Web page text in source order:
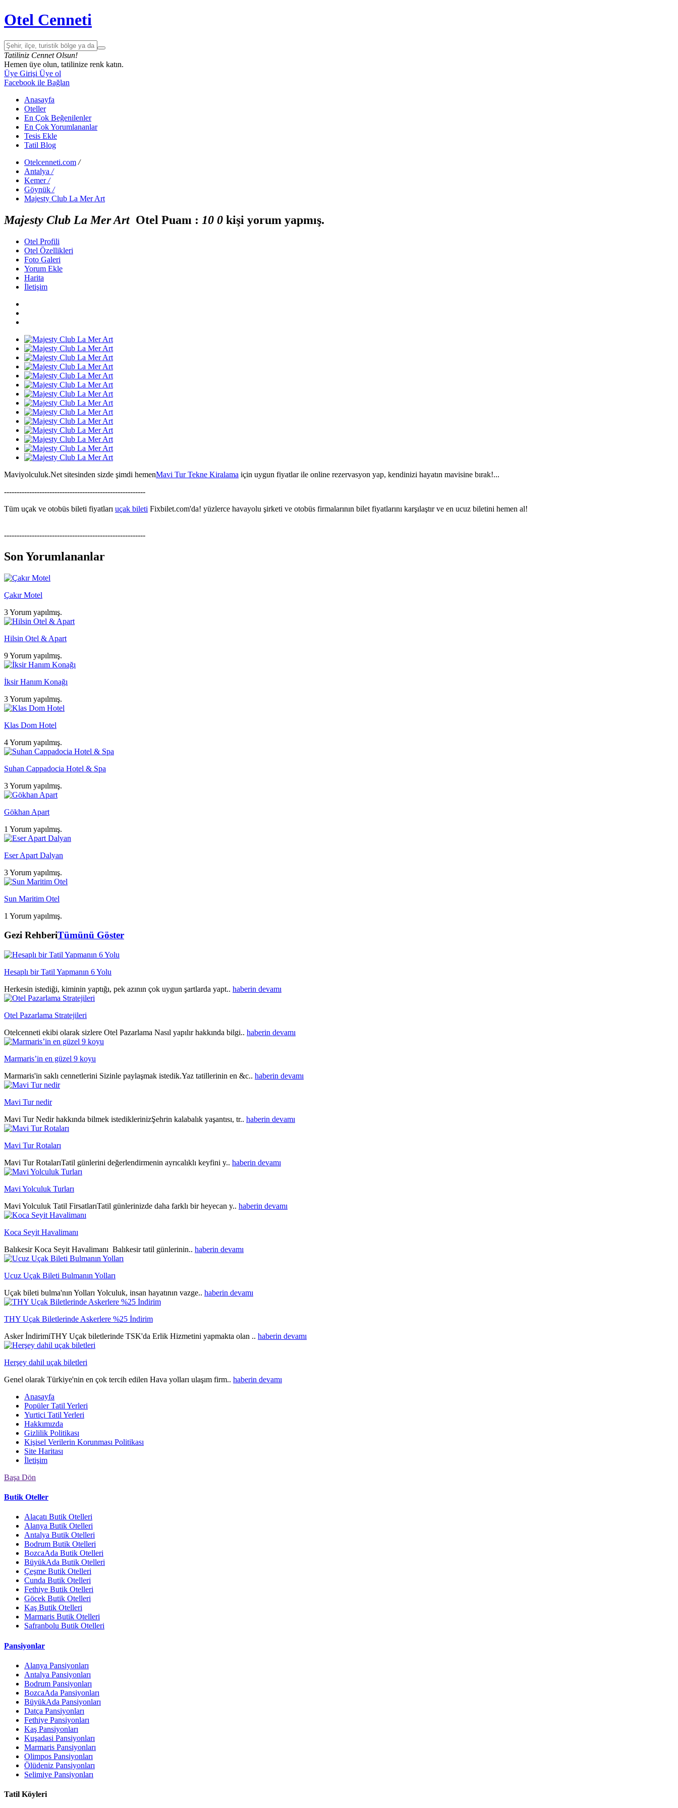
Otel Cenneti
Tatiliniz Cennet Olsun!
Hemen üye olun, tatilinize renk katın.
Üye Girişi Üye ol
Facebook ile Bağlan
Anasayfa
Oteller
En Çok Beğenilenler
En Çok Yorumlananlar
Tesis Ekle
Tatil Blog
Otelcenneti.com /
Antalya /
Kemer /
Göynük /
Majesty Club La Mer Art
Majesty Club La Mer ArtOtel Puanı : 10 0 kişi yorum yapmış.
Otel Profili
Otel Özellikleri
Foto Galeri
Yorum Ekle
Harita
İletişim
Maviyolculuk.Net sitesinden sizde şimdi hemenMavi Tur Tekne Kiralama için uygun fiyatlar ile online rezervasyon yap, kendinizi hayatın mavisine bırak!...
--------------------------------------------------------
Tüm uçak ve otobüs bileti fiyatları uçak bileti Fixbilet.com'da! yüzlerce havayolu şirketi ve otobüs firmalarının bilet fiyatlarını karşılaştır ve en ucuz biletini hemen al!
--------------------------------------------------------
Son Yorumlananlar
Çakır Motel
3 Yorum yapılmış.
Hilsin Otel & Apart
9 Yorum yapılmış.
İksir Hanım Konağı
3 Yorum yapılmış.
Klas Dom Hotel
4 Yorum yapılmış.
Suhan Cappadocia Hotel & Spa
3 Yorum yapılmış.
Gökhan Apart
1 Yorum yapılmış.
Eser Apart Dalyan
3 Yorum yapılmış.
Sun Maritim Otel
1 Yorum yapılmış.
Gezi RehberiTümünü Göster
Hesaplı bir Tatil Yapmanın 6 Yolu
Herkesin istediği, kiminin yaptığı, pek azının çok uygun şartlarda yapt.. haberin devamı
Otel Pazarlama Stratejileri
Otelcenneti ekibi olarak sizlere Otel Pazarlama Nasıl yapılır hakkında bilgi.. haberin devamı
Marmaris’in en güzel 9 koyu
Marmaris'in saklı cennetlerini Sizinle paylaşmak istedik.Yaz tatillerinin en &c.. haberin devamı
Mavi Tur nedir
Mavi Tur Nedir hakkında bilmek istediklerinizŞehrin kalabalık yaşantısı, tr.. haberin devamı
Mavi Tur Rotaları
Mavi Tur RotalarıTatil günlerini değerlendirmenin ayrıcalıklı keyfini y.. haberin devamı
Mavi Yolculuk Turları
Mavi Yolculuk Tatil FirsatlarıTatil günlerinizde daha farklı bir heyecan y.. haberin devamı
Koca Seyit Havalimanı
Balıkesir Koca Seyit Havalimanı Balıkesir tatil günlerinin.. haberin devamı
Ucuz Uçak Bileti Bulmanın Yolları
Uçak bileti bulma'nın Yolları Yolculuk, insan hayatının vazge.. haberin devamı
THY Uçak Biletlerinde Askerlere %25 İndirim
Asker İndirimiTHY Uçak biletlerinde TSK'da Erlik Hizmetini yapmakta olan .. haberin devamı
Herşey dahil uçak biletleri
Genel olarak Türkiye'nin en çok tercih edilen Hava yolları ulaşım firm.. haberin devamı
Anasayfa
Popüler Tatil Yerleri
Yurtiçi Tatil Yerleri
Hakkımızda
Gizlilik Politikası
Kişisel Verilerin Korunması Politikası
Site Haritası
İletişim
Başa Dön
Butik Oteller
Alaçatı Butik Otelleri
Alanya Butik Otelleri
Antalya Butik Otelleri
Bodrum Butik Otelleri
BozcaAda Butik Otelleri
BüyükAda Butik Otelleri
Çeşme Butik Otelleri
Cunda Butik Otelleri
Fethiye Butik Otelleri
Göcek Butik Otelleri
Kaş Butik Otelleri
Marmaris Butik Otelleri
Safranbolu Butik Otelleri
Pansiyonlar
Alanya Pansiyonları
Antalya Pansiyonları
Bodrum Pansiyonları
BozcaAda Pansiyonları
BüyükAda Pansiyonları
Datça Pansiyonları
Fethiye Pansiyonları
Kaş Pansiyonları
Kuşadasi Pansiyonları
Marmaris Pansiyonları
Olimpos Pansiyonları
Ölüdeniz Pansiyonları
Selimiye Pansiyonları
Tatil Köyleri